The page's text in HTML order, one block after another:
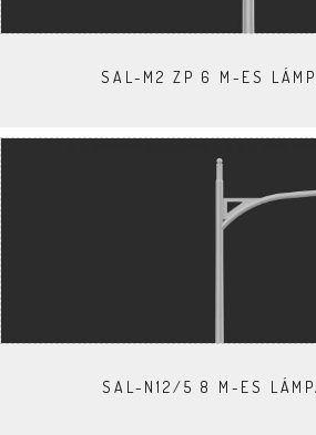
SAL-M2 ZP 6 M-ES
SAL-N12/5 8 M-ES